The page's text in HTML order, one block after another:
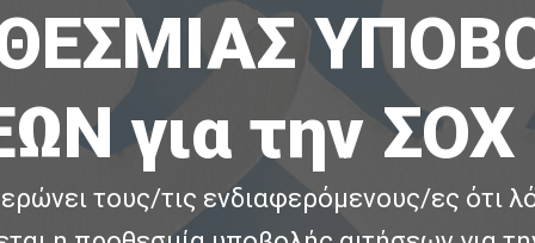
για την
τους/τις ενδιαφερόμενους/ες ότι